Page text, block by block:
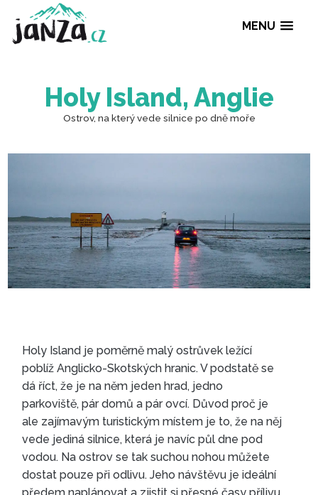
MENU
Holy Island,
Holy Island je poměrně malý ostrůvek ležící
poblíž Anglicko-Skotských hranic. V podstatě se
dá říct, že je na něm jeden hrad, jedno
parkoviště, pár domů a pár ovcí. Důvod proč je
ale zajímavým turistickým místem je to, že na něj
vede jediná silnice, která je navíc půl dne pod
vodou. Na ostrov se tak suchou nohou můžete
dostat pouze při odlivu. Jeho návštěvu je ideální